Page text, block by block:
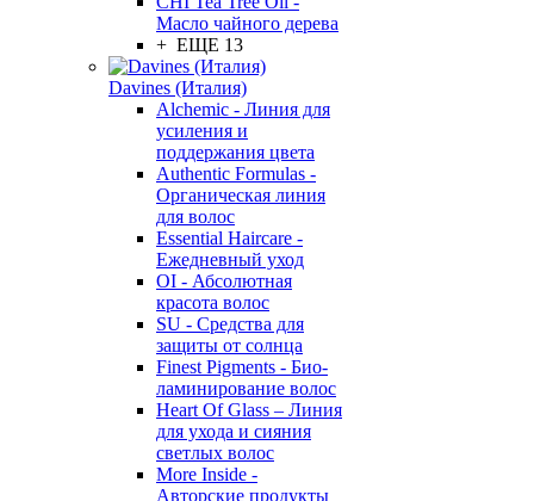
Масло чайного дерева
+ ЕЩЕ 13
Davines (Италия)
Alchemic - Линия для
усиления и
поддержания цвета
Authentic Formulas -
Органическая линия
для волос
Essential Haircare -
Eжедневный уход
OI - Абсолютная
красота волос
SU - Средства для
защиты от солнца
Finest Pigments - Био-
ламинирование волос
Heart Of Glass – Линия
для ухода и сияния
светлых волос
More Inside -
Авторские продукты